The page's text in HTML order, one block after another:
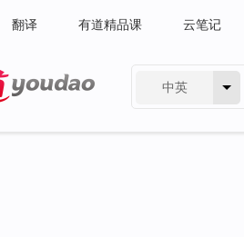
翻译 有道精品课 云笔记
中英